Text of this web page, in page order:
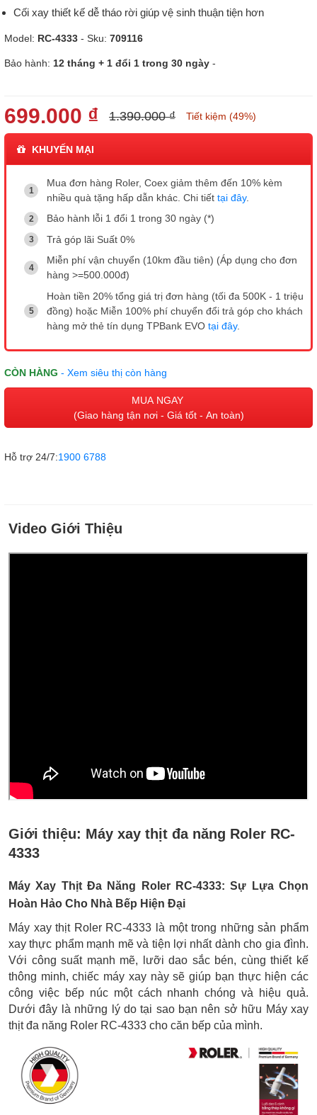
Cối xay thiết kế dễ tháo rời giúp vệ sinh thuận tiện hơn
Model: RC-4333 - Sku: 709116
Bảo hành: 12 tháng + 1 đổi 1 trong 30 ngày -
699.000 ₫ 1.390.000 ₫ Tiết kiệm (49%)
KHUYẾN MẠI
Mua đơn hàng Roler, Coex giảm thêm đến 10% kèm
nhiều quà tặng hấp dẫn khác. Chi tiết tại đây.
Bảo hành lỗi 1 đổi 1 trong 30 ngày (*)
Trả góp lãi Suất 0%
Miễn phí vận chuyển (10km đầu tiên) (Áp dụng cho đơn
hàng >=500.000đ)
Hoàn tiền 20% tổng giá trị đơn hàng (tối đa 500K - 1 triệu
đồng) hoặc Miễn 100% phí chuyển đổi trả góp cho khách
hàng mở thẻ tín dụng TPBank EVO tại đây.
CÒN HÀNG - Xem siêu thị còn hàng
MUA NGAY
(Giao hàng tận nơi - Giá tốt - An toàn)
Hỗ trợ 24/7:1900 6788
Video Giới Thiệu
Giới thiệu: Máy xay thịt đa năng Roler RC-
4333
Máy Xay Thịt Đa Năng Roler RC-4333: Sự Lựa Chọn
Hoàn Hảo Cho Nhà Bếp Hiện Đại
Máy xay thịt Roler RC-4333 là một trong những sản phẩm
xay thực phẩm mạnh mẽ và tiện lợi nhất dành cho gia đình.
Với công suất mạnh mẽ, lưỡi dao sắc bén, cùng thiết kế
thông minh, chiếc máy xay này sẽ giúp bạn thực hiện các
công việc bếp núc một cách nhanh chóng và hiệu quả.
Dưới đây là những lý do tại sao bạn nên sở hữu Máy xay
thịt đa năng Roler RC-4333 cho căn bếp của mình.